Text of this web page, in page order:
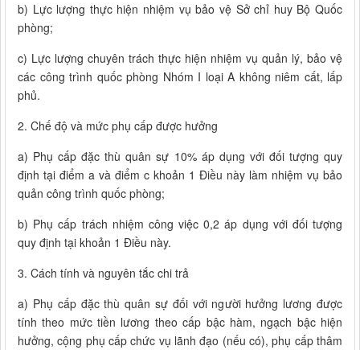
b) Lực lượng thực hiện nhiệm vụ bảo vệ Sở chỉ huy Bộ Quốc
phòng;
c) Lực lượng chuyên trách thực hiện nhiệm vụ quản lý, bảo vệ
các công trình quốc phòng Nhóm I loại A không niêm cất, lấp
phủ.
2. Chế độ và mức phụ cấp được hưởng
a) Phụ cấp đặc thù quân sự 10% áp dụng với đối tượng quy
định tại điểm a và điểm c khoản 1 Điều này làm nhiệm vụ bảo
quản công trình quốc phòng;
b) Phụ cấp trách nhiệm công việc 0,2 áp dụng với đối tượng
quy định tại khoản 1 Điều này.
3. Cách tính và nguyên tắc chi trả
a) Phụ cấp đặc thù quân sự đối với người hưởng lương được
tính theo mức tiền lương theo cấp bậc hàm, ngạch bậc hiện
hưởng, cộng phụ cấp chức vụ lãnh đạo (nếu có), phụ cấp thâm